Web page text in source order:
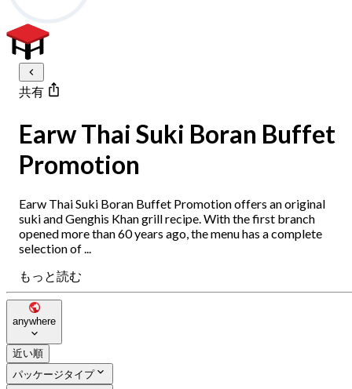
共有
Earw Thai Suki Boran Buffet
Promotion
Earw Thai Suki Boran Buffet Promotion offers an original
suki and Genghis Khan grill recipe. With the first branch
opened more than 60 years ago, the menu has a complete
selection of ...
もっと読む
anywhere
近い順
パッケージタイプ